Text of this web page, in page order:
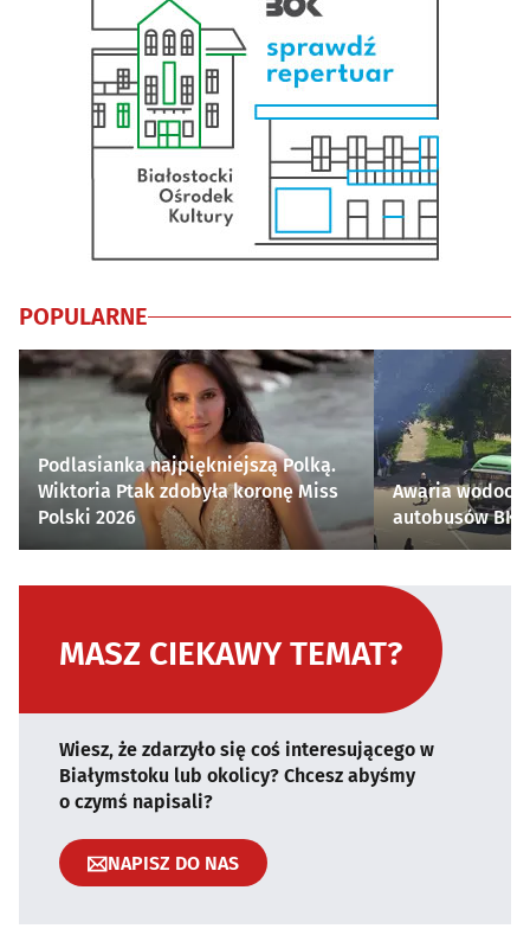
POPULARNE
Podlasianka najpiękniejszą Polką.
Wiktoria Ptak zdobyła koronę Miss
Polski 2026
Awaria
autobusów
MASZ CIEKAWY TEMAT?
Wiesz, że zdarzyło się coś interesującego w
Białymstoku lub okolicy? Chcesz abyśmy
o czymś napisali?
NAPISZ DO NAS